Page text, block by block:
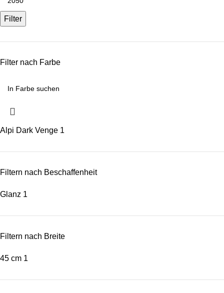
Filter
Filter nach Farbe
Alpi Dark Venge 1
Filtern nach Beschaffenheit
Glanz 1
Filtern nach Breite
45 cm 1